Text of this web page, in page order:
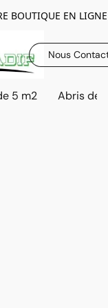
BOUTIQUE EN LIGNE
Nous
5 m2 Abris de